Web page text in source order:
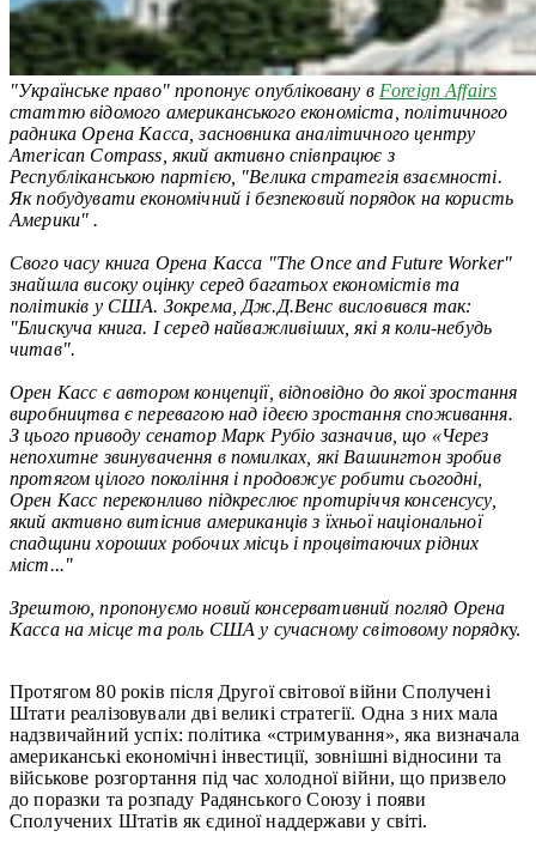
"Українське право" пропонує опубліковану в Foreign Affairs
статтю відомого американського економіста, політичного
радника Орена Касса, засновника аналітичного центру
American Compass, який активно співпрацює з
Республіканською партією, "Велика стратегія взаємності.
Як побудувати економічний і безпековий порядок на користь
Америки" .
Свого часу книга Орена Касса "The Once and Future Worker"
знайшла високу оцінку серед багатьох економістів та
політиків у США. Зокрема, Дж.Д.Венс висловився так:
"Блискуча книга. І серед найважливіших, які я коли-небудь
читав".
Орен Касс є автором концепції, відповідно до якої зростання
виробництва є перевагою над ідеєю зростання споживання.
З цього приводу сенатор Марк Рубіо зазначив, що «Через
непохитне звинувачення в помилках, які Вашингтон зробив
протягом цілого покоління і продовжує робити сьогодні,
Орен Касс переконливо підкреслює протиріччя консенсусу,
який активно витіснив американців з їхньої національної
спадщини хороших робочих місць і процвітаючих рідних
міст..."
Зрештою, пропонуємо новий консервативний погляд Орена
Касса на місце та роль США у сучасному світовому порядку.
Протягом 80 років після Другої світової війни Сполучені
Штати реалізовували дві великі стратегії. Одна з них мала
надзвичайний успіх: політика «стримування», яка визначала
американські економічні інвестиції, зовнішні відносини та
військове розгортання під час холодної війни, що призвело
до поразки та розпаду Радянського Союзу і появи
Сполучених Штатів як єдиної наддержави у світі.